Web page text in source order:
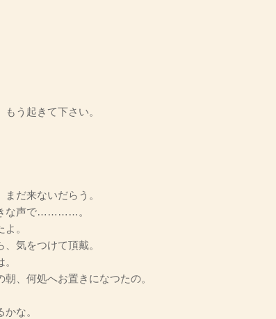
う起きて下さい。
だ来ないだらう。
な声で…………。
。
気をつけて頂戴。
、何処へお置きになつたの。
な。